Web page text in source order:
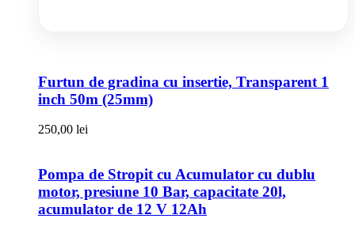
Furtun de gradina cu insertie, Transparent 1
inch 50m (25mm)
250,00 lei
Pompa de Stropit cu Acumulator cu dublu
motor, presiune 10 Bar, capacitate 20l,
acumulator de 12 V 12Ah